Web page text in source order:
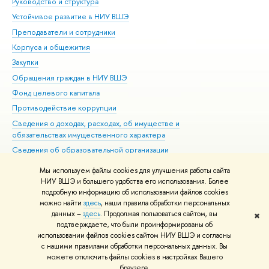
Мы используем файлы cookies для улучшения работы сайта
НИУ ВШЭ и большего удобства его использования. Более
подробную информацию об использовании файлов cookies
можно найти здесь, наши правила обработки персональных
данных –здесь. Продолжая пользоваться сайтом, вы
подтверждаете, что были проинформированы об
использовании файлов cookies сайтом НИУ ВШЭ и согласны
с нашими правилами обработки персональных данных. Вы
можете отключить файлы cookies в настройках Вашего
✖
Устойчивое развитие в НИУ ВШЭ
Преподаватели и сотрудники
Корпуса и общежития
Закупки
Обращения граждан в НИУ ВШЭ
Фонд целевого капитала
Противодействие коррупции
Сведения о доходах, расходах, об имуществе и
обязательствах имущественного характера
Сведения об образовательной организации
Людям с ограниченными возможностями здоровья
Единая платежная страница
Работа в Вышке
© НИУ ВШЭ 1993–2026 Адреса и контакты Условия использования
материалов Политика конфиденциальности Карта сайта
Шрифты HSE Sans и HSE Slab разработаны вШколе дизайна НИУ ВШЭ